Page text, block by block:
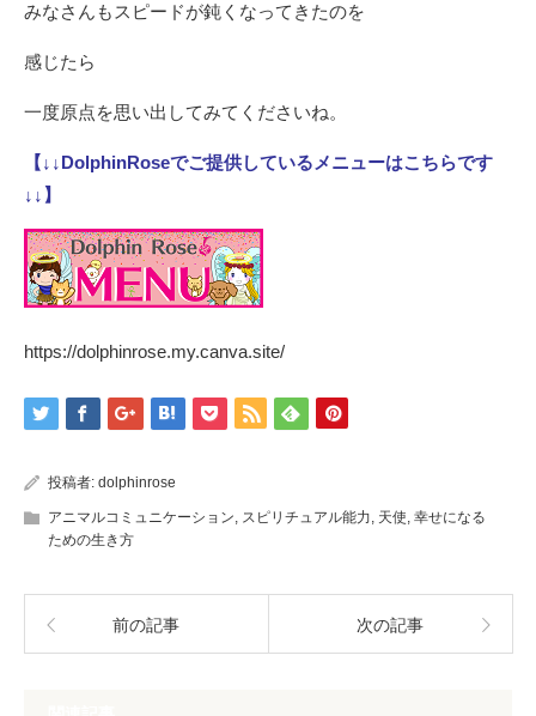
みなさんもスピードが鈍くなってきたのを
感じたら
一度原点を思い出してみてくださいね。
【↓↓DolphinRoseでご提供しているメニューはこちらです
↓↓】
https://dolphinrose.my.canva.site/
投稿者: dolphinrose
アニマルコミュニケーション, スピリチュアル能力, 天使, 幸せになる
ための生き方
前の記事 次の記事